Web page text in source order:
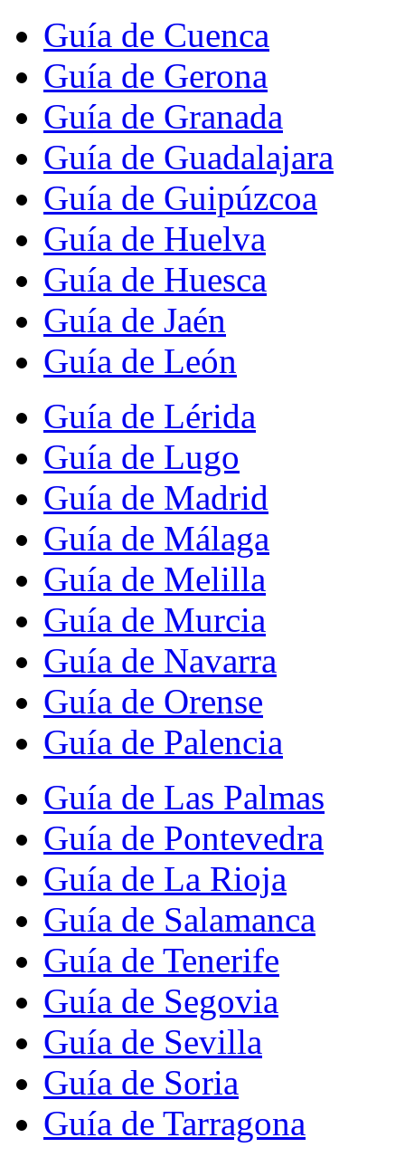
Guía de Cuenca
Guía de Gerona
Guía de Granada
Guía de Guadalajara
Guía de Guipúzcoa
Guía de Huelva
Guía de Huesca
Guía de Jaén
Guía de León
Guía de Lérida
Guía de Lugo
Guía de Madrid
Guía de Málaga
Guía de Melilla
Guía de Murcia
Guía de Navarra
Guía de Orense
Guía de Palencia
Guía de Las Palmas
Guía de Pontevedra
Guía de La Rioja
Guía de Salamanca
Guía de Tenerife
Guía de Segovia
Guía de Sevilla
Guía de Soria
Guía de Tarragona